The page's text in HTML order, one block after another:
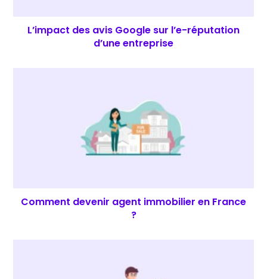
L’impact des avis Google sur l’e-réputation
d’une entreprise
Comment devenir agent immobilier en France
?